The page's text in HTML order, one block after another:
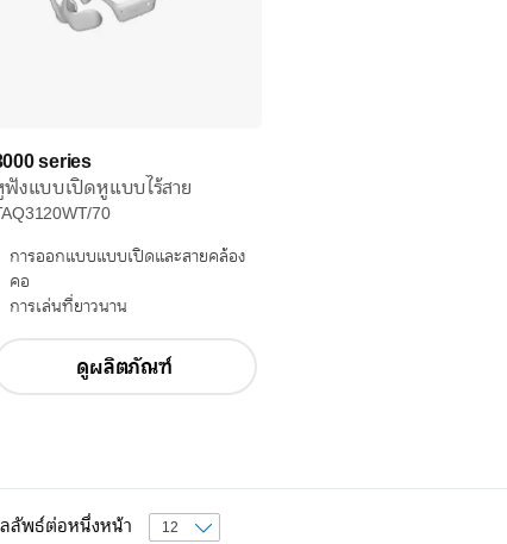
series
งแบบเปิดหูแบบไร้สาย
70
การออกแบบแบบเปิดและสายคล้อง
คอ
การเล่นที่ยาวนาน
ดูผลิตภัณฑ์
ลัพธ์ต่อหนึ่งหน้า